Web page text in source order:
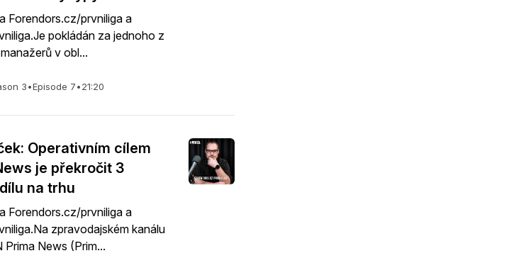
Forendors.cz/prvniliga a
pokládán za jednoho z
v obl...
3•Episode 7•21:20
Operativním cílem
je překročit 3
na trhu
Forendors.cz/prvniliga a
zpravodajském kanálu
Prima News (Prim...